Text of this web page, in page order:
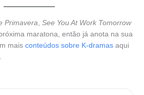
Primavera, See You At Work Tomorrow
maratona, então já anota na sua
mais conteúdos sobre K-dramas aqui